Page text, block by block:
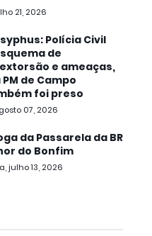
21, 2026
Polícia Civil
de
e ameaças,
de Campo
foi preso
07, 2026
da Passarela da BR
do Bonfim
julho 13, 2026